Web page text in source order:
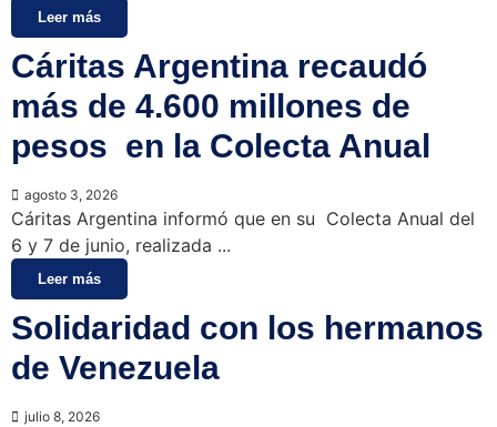
Leer más
Cáritas Argentina recaudó
más de 4.600 millones de
pesos en la Colecta Anual
agosto 3, 2026
Cáritas Argentina informó que en su Colecta Anual del
6 y 7 de junio, realizada ...
Leer más
Solidaridad con los hermanos
de Venezuela
julio 8, 2026